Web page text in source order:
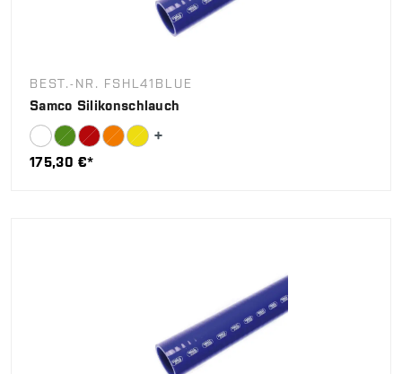
BEST.-NR. FSHL41BLUE
Samco Silikonschlauch
175,30 €*